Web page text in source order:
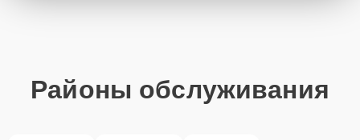
Районы обслуживания